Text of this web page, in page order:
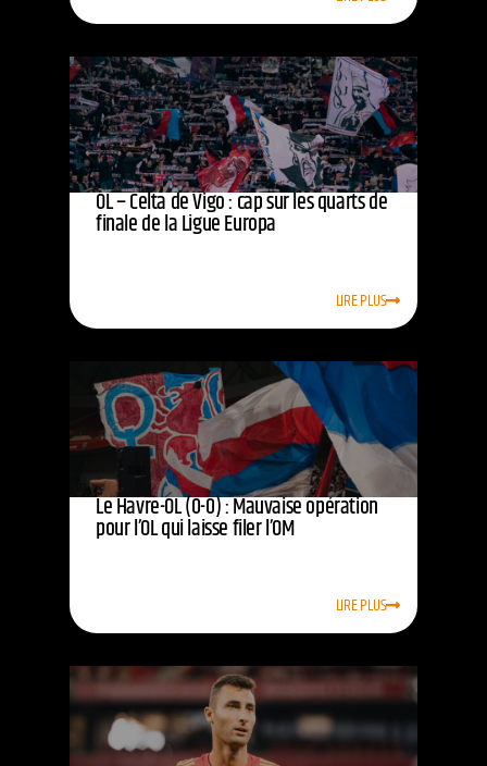
OL – Celta de Vigo : cap sur les quarts de
finale de la Ligue Europa
LIRE PLUS
Le Havre-OL (0-0) : Mauvaise opération
pour l’OL qui laisse filer l’OM
LIRE PLUS